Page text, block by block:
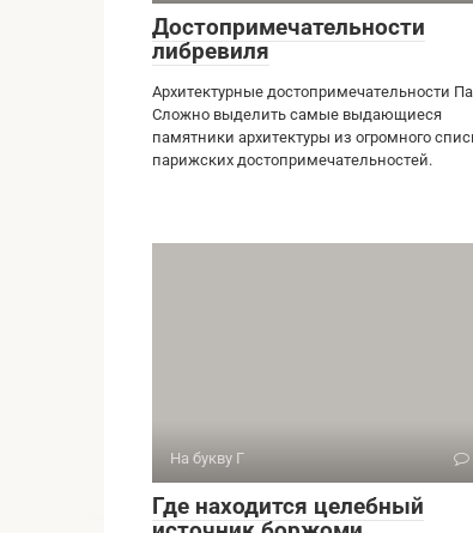
Достопримечательности
либревиля
Архитектурные достопримечательности
Сложно выделить самые выдающиеся
памятники архитектуры из огромного
парижских достопримечательностей.
На букву Г
Где находится целебный